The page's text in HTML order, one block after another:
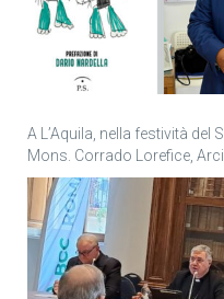
A L’Aquila, nella festività
Mons. Corrado Lorefice,